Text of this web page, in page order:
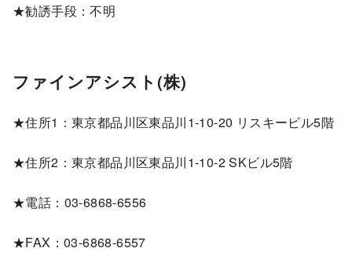
★勧誘手段：不明
ファインアシスト(株)
★住所1：東京都品川区東品川1-10-20 リスキービル5階
★住所2：東京都品川区東品川1-10-2 SKビル5階
★電話：03-6868-6556
★FAX：03-6868-6557